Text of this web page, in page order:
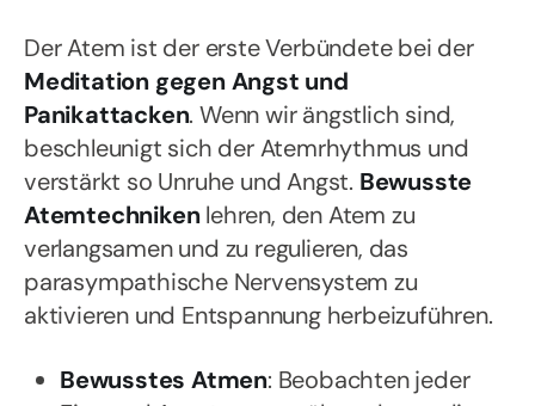
Der Atem ist der erste Verbündete bei der
Meditation gegen Angst und
Panikattacken. Wenn wir ängstlich sind,
beschleunigt sich der Atemrhythmus und
verstärkt so Unruhe und Angst. Bewusste
Atemtechnikenlehren, den Atem zu
verlangsamen und zu regulieren, das
parasympathische Nervensystem zu
aktivieren und Entspannung herbeizuführen.
Bewusstes Atmen: Beobachten jeder